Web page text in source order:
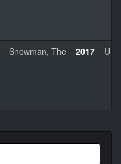
Snowman, The 2017 UK/